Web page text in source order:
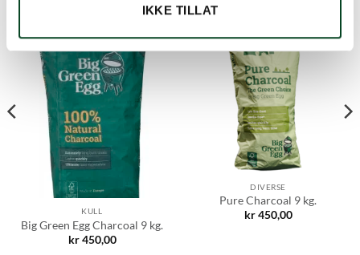
IKKE TILLAT
KULL
Big Green Egg Charcoal 9 kg.
kr450,00
DIVERSE
Pure Charcoal 9 kg.
kr450,00